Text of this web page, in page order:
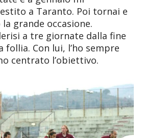
a Taranto. Poi tornai e
grande occasione.
a tre giornate dalla fine
follia. Con lui, l’ho sempre
centrato l’obiettivo.